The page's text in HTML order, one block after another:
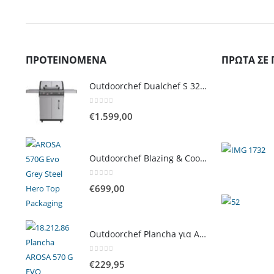
ΠΡΟΤΕΙΝΌΜΕΝΑ
Outdoorchef Dualchef S 325 G Ψησταριά Υγραερίου
€1.599,00
Outdoorchef Blazing & Cooking Zone Kit Plus για Ψησταριά Arosa Evo
€699,00
Outdoorchef Plancha για Arosa Evo
€229,95
ΠΡΏΤΑ ΣΕ